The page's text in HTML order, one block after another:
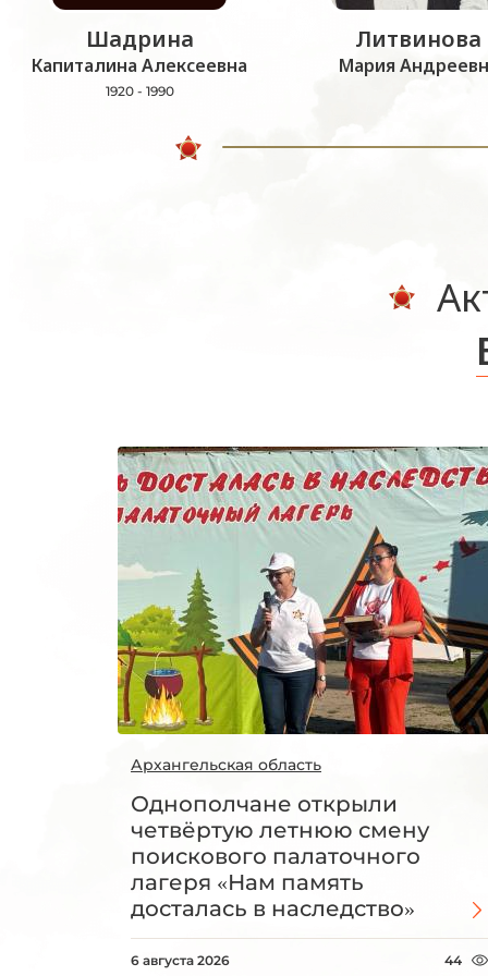
Шадрина
Капиталина Алексеевна
1920 - 1990
Литвинова
Мария
Архангельская область
Однополчане открыли
четвёртую летнюю смену
поискового палаточного
лагеря «Нам память
досталась в наследство»
6 августа 2026 44